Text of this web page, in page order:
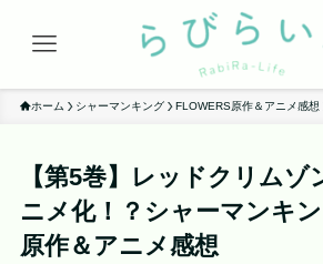
ホーム シャーマンキング FLOWERS原作＆アニメ感想
【第5巻】レッドクリム
ニメ化！？シャーマンキ
原作＆アニメ感想